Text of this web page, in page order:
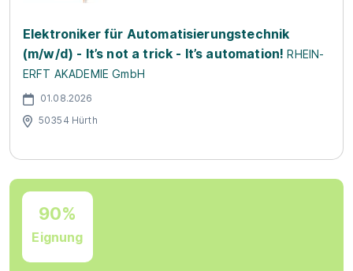
Elektroniker für Automatisierungstechnik
(m/w/d) - It’s not a trick - It’s automation! RHEIN-
ERFT AKADEMIE GmbH
01.08.2026
50354 Hürth
90%
Eignung